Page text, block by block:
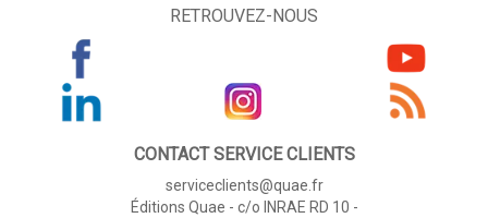
RETROUVEZ-NOUS
CONTACT SERVICE CLIENTS
serviceclients@quae.fr
Éditions Quae - c/o INRAE RD 10 -